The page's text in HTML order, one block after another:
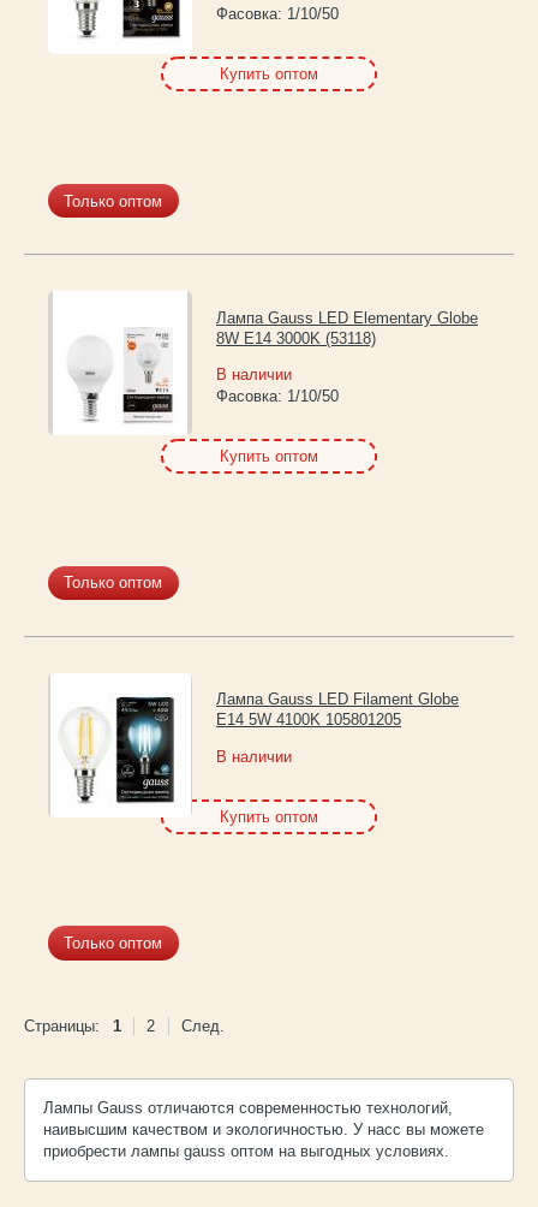
Фасовка: 1/10/50
Купить оптом
Только оптом
Лампа Gauss LED Elementary Globe
8W E14 3000K (53118)
В наличии
Фасовка: 1/10/50
Купить оптом
Только оптом
Лампа Gauss LED Filament Globe
E14 5W 4100K 105801205
В наличии
Купить оптом
Только оптом
Страницы: 1 2 След.
Лампы Gauss отличаются современностью технологий,
наивысшим качеством и экологичностью. У насс вы можете
приобрести лампы gauss оптом на выгодных условиях.